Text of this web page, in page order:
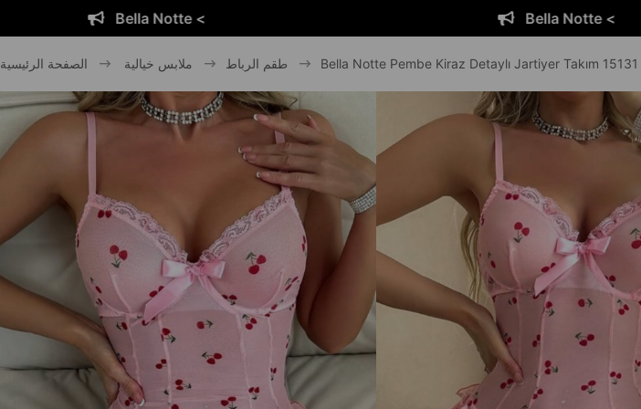
الصفحة الرئيسية ملابس خيالية طقم الرباط Bella Notte Pembe Kiraz Detaylı Jartiyer Takım 15131